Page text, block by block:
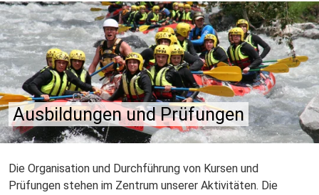
Ausbildungen
Ausbildungen und Prüfungen
Die Organisation und Durchführung von Kursen und
Prüfungen stehen im Zentrum unserer Aktivitäten. Die